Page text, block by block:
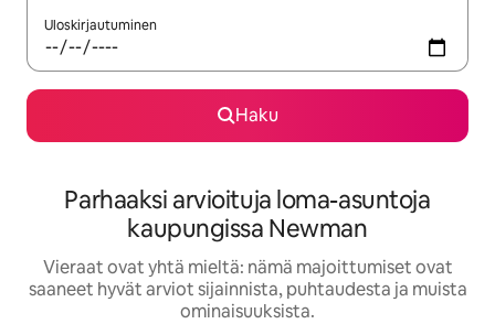
Uloskirjautuminen
Haku
Parhaaksi arvioituja loma-asuntoja
kaupungissa Newman
Vieraat ovat yhtä mieltä: nämä majoittumiset ovat
saaneet hyvät arviot sijainnista, puhtaudesta ja muista
ominaisuuksista.